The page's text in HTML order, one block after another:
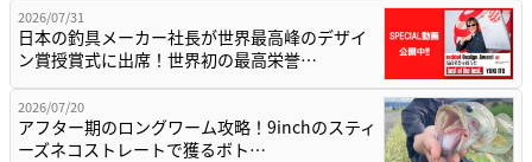
2026/07/31
日本の釣具メーカー社長が世界最高峰のデザイ
ン賞授賞式に出席！世界初の最高栄誉…
2026/07/20
アフター期のロングワーム攻略！9inchのスティ
ーズネコストレートで獲るボト…